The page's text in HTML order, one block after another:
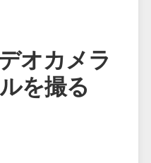
オカメラ
を撮る